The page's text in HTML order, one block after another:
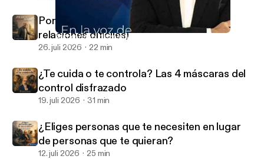
Autoengaño: defensas necesarias o trampas mentales
En la voz de Mario Guerra
Por qué te aburre lo bueno (después de
relaciones difíciles)
26. juli 2026 22 min
¿Te cuida o te controla? Las 4 máscaras del
control disfrazado
19. juli 2026 31 min
¿Eliges personas que te necesiten en lugar
de personas que te quieran?
12. juli 2026 25 min